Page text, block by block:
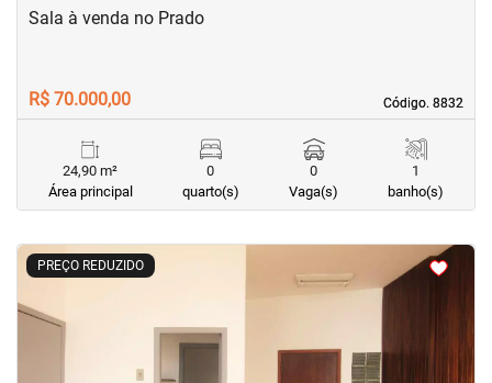
Código. 8832
Código. 8832
Sala à venda no Prado
R$ 70.000,00
24,90 m²
Área principal
0
quarto(s)
0
Vaga(s)
1
banho(s)
PREÇO REDUZIDO
<<